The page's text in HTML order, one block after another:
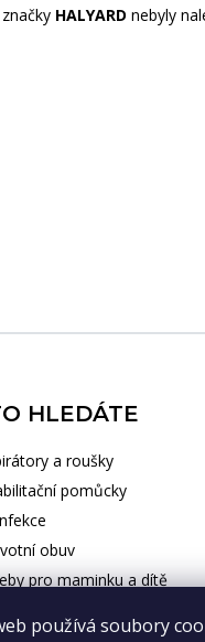
používá soubory
HALYARD nebyly
HLEDÁTE
a roušky
pomůcky
obuv
pro maminku a dítě